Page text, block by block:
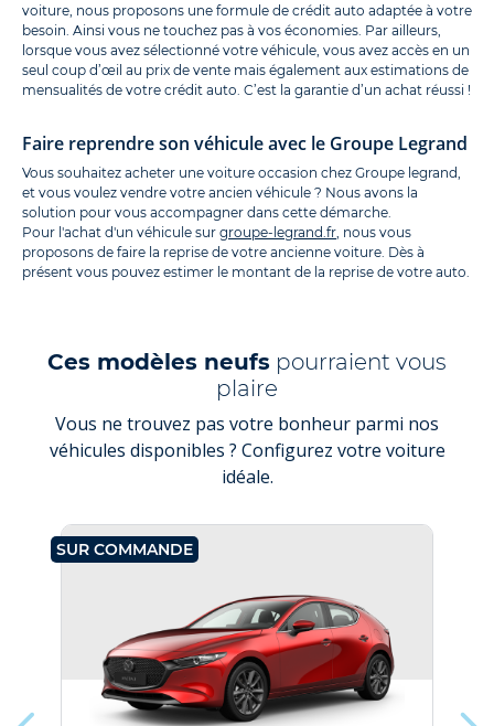
voiture, nous proposons une formule de crédit auto adaptée à votre
besoin. Ainsi vous ne touchez pas à vos économies. Par ailleurs,
lorsque vous avez sélectionné votre véhicule, vous avez accès en un
seul coup d’œil au prix de vente mais également aux estimations de
mensualités de votre crédit auto. C’est la garantie d’un achat réussi !
Faire reprendre son véhicule avec le Groupe Legrand
Vous souhaitez acheter une voiture occasion chez Groupe legrand,
et vous voulez vendre votre ancien véhicule ? Nous avons la
solution pour vous accompagner dans cette démarche.
Pour l'achat d'un véhicule sur groupe-legrand.fr , nous vous
proposons de faire la reprise de votre ancienne voiture. Dès à
présent vous pouvez estimer le montant de la reprise de votre auto.
Ces modèles neufs pourraient vous
plaire
Vous ne trouvez pas votre bonheur parmi nos
véhicules disponibles ? Configurez votre voiture
idéale.
SUR COMMANDE